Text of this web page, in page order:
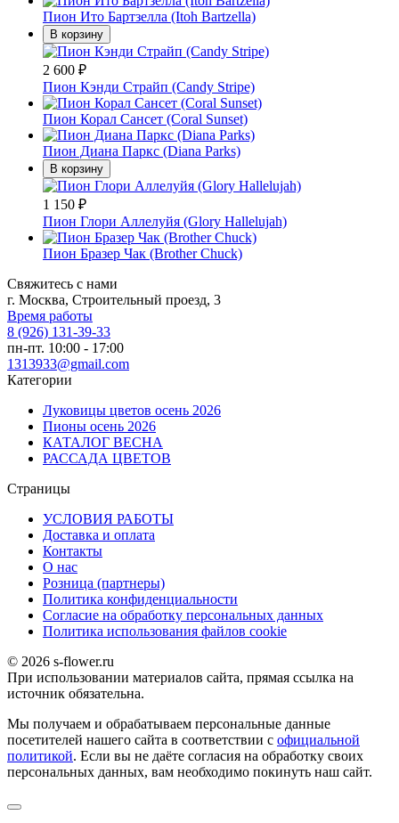
Пион Ито Бартзелла (Itoh Bartzella)
В корзину
2 600 ₽
Пион Кэнди Страйп (Candy Stripe)
Пион Корал Сансет (Coral Sunset)
Пион Диана Паркс (Diana Parks)
В корзину
1 150 ₽
Пион Глори Аллелуйя (Glory Hallelujah)
Пион Бразер Чак (Brother Chuck)
Свяжитесь с нами
г. Москва, Строительный проезд, 3
Время работы
8 (926) 131-39-33
пн-пт. 10:00 - 17:00
1313933@gmail.com
Категории
Луковицы цветов осень 2026
Пионы осень 2026
КАТАЛОГ ВЕСНА
РАССАДА ЦВЕТОВ
Страницы
УСЛОВИЯ РАБОТЫ
Доставка и оплата
Контакты
О наc
Розница (партнеры)
Политика конфиденциальности
Согласие на обработку персональных данных
Политика использования файлов сookie
© 2026 s-flower.ru
При использовании материалов сайта, прямая ссылка на
источник обязательна.
Мы получаем и обрабатываем персональные данные
посетителей нашего сайта в соответствии с официальной
политикой. Если вы не даёте согласия на обработку своих
персональных данных, вам необходимо покинуть наш сайт.